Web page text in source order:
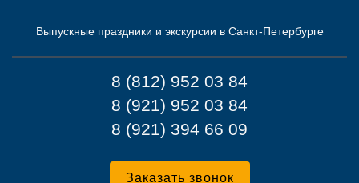
Выпускные праздники и экскурсии в Санкт-Петербурге
8 (812) 952 03 84
8 (921) 952 03 84
8 (921) 394 66 09
Заказать звонок